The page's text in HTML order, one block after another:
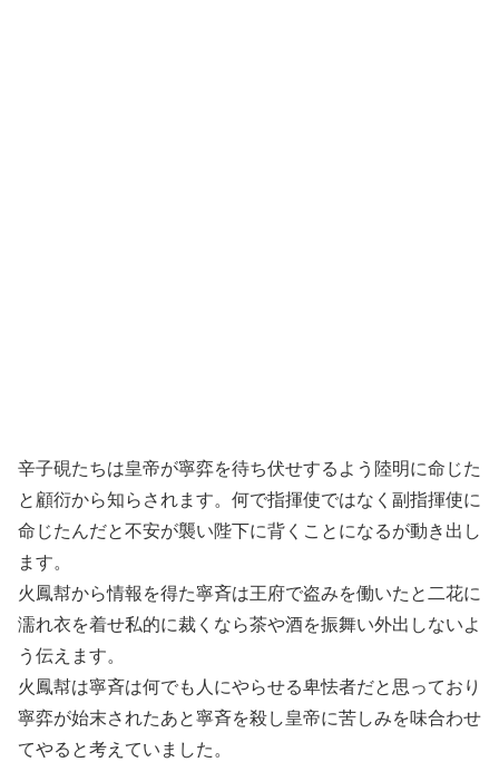
辛子硯たちは皇帝が寧弈を待ち伏せするよう陸明に命じた
と顧衍から知らされます。何で指揮使ではなく副指揮使に
命じたんだと不安が襲い陛下に背くことになるが動き出し
ます。
火鳳幇から情報を得た寧斉は王府で盗みを働いたと二花に
濡れ衣を着せ私的に裁くなら茶や酒を振舞い外出しないよ
う伝えます。
火鳳幇は寧斉は何でも人にやらせる卑怯者だと思っており
寧弈が始末されたあと寧斉を殺し皇帝に苦しみを味合わせ
てやると考えていました。